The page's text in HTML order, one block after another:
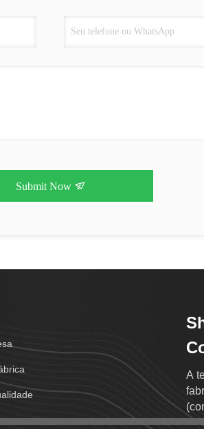
Submit Now
A
na